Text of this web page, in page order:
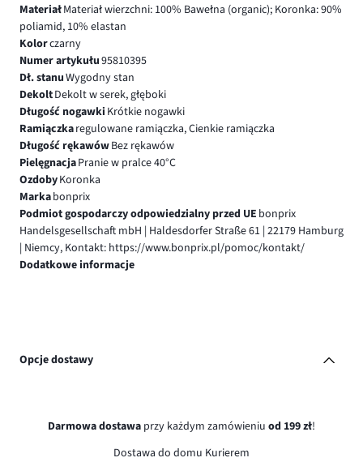
MateriałMateriał wierzchni: 100% Bawełna (organic); Koronka: 90%
poliamid, 10% elastan
Kolorczarny
Numer artykułu95810395
Dł. stanuWygodny stan
DekoltDekolt w serek, głęboki
Długość nogawki Krótkie nogawki
Ramiączkaregulowane ramiączka, Cienkie ramiączka
Długość rękawówBez rękawów
PielęgnacjaPranie w pralce 40°C
OzdobyKoronka
Markabonprix
Podmiot gospodarczy odpowiedzialny przed UE bonprix
Handelsgesellschaft mbH | Haldesdorfer Straße 61 | 22179 Hamburg
| Niemcy, Kontakt: https://www.bonprix.pl/pomoc/kontakt/
Dodatkowe informacje
Opcje dostawy
Darmowa dostawa przy każdym zamówieniu od 199 zł!
Dostawa do domu Kurierem